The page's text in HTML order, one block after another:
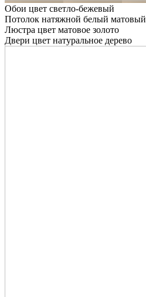
Обои цвет светло-бежевый
Потолок натяжной белый матовый
Люстра цвет матовое золото
Двери цвет натуральное дерево